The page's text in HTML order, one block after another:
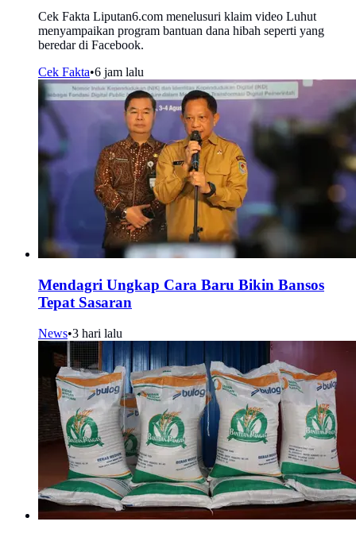
Cek Fakta Liputan6.com menelusuri klaim video Luhut
menyampaikan program bantuan dana hibah seperti yang
beredar di Facebook.
Cek Fakta•6 jam lalu
Mendagri Ungkap Cara Baru Bikin Bansos
Tepat Sasaran
News•3 hari lalu